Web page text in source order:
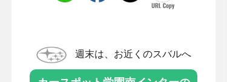
週末は、お近くのスバルへ